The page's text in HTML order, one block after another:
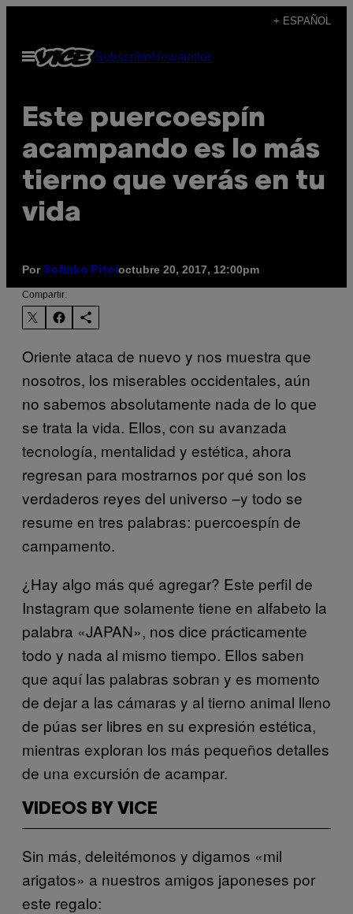
contenido
+ ESPAÑOL
Abrir
Menú
SubscribeNewsletter
Este puercoespín
acampando es lo más
tierno que verás en tu
vida
Por Sofinko Pitol octubre 20, 2017, 12:00pm
Compartir:
Oriente ataca de nuevo y nos muestra que
nosotros, los miserables occidentales, aún
no sabemos absolutamente nada de lo que
se trata la vida. Ellos, con su avanzada
tecnología, mentalidad y estética, ahora
regresan para mostrarnos por qué son los
verdaderos reyes del universo –y todo se
resume en tres palabras: puercoespín de
campamento.
¿Hay algo más qué agregar? Este perfil de
Instagram que solamente tiene en alfabeto la
palabra «JAPAN», nos dice prácticamente
todo y nada al mismo tiempo. Ellos saben
que aquí las palabras sobran y es momento
de dejar a las cámaras y al tierno animal lleno
de púas ser libres en su expresión estética,
mientras exploran los más pequeños detalles
de una excursión de acampar.
VIDEOS BY VICE
Sin más, deleitémonos y digamos «mil
arigatos» a nuestros amigos japoneses por
este regalo: